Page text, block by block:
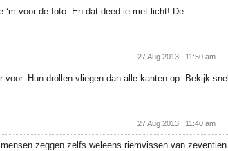
voor de foto. En dat deed-ie met licht! De
27 Aug 2013 | 11:50 am
Hun drollen vliegen dan alle kanten op. Bekijk snel
27 Aug 2013 | 11:40 am
zeggen zelfs weleens riemvissen van zeventien